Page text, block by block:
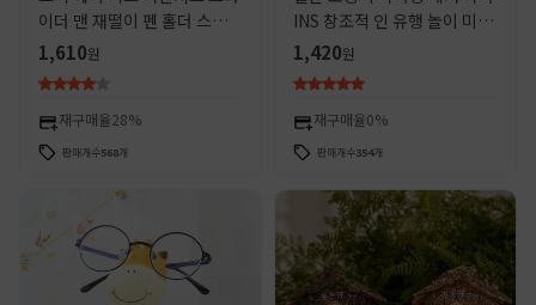
이더 맨 재떨이 펜 홀더 스타
램프 소년 선물을위한 홈 장식
1,610원
재구매율28%
판매개수568개
INS 창조적 인 유행 놀이 미니
어처 선물 ZAKKA 수지 홈
DIY 작은 장식품
1,420원
재구매율0%
판매개수354개